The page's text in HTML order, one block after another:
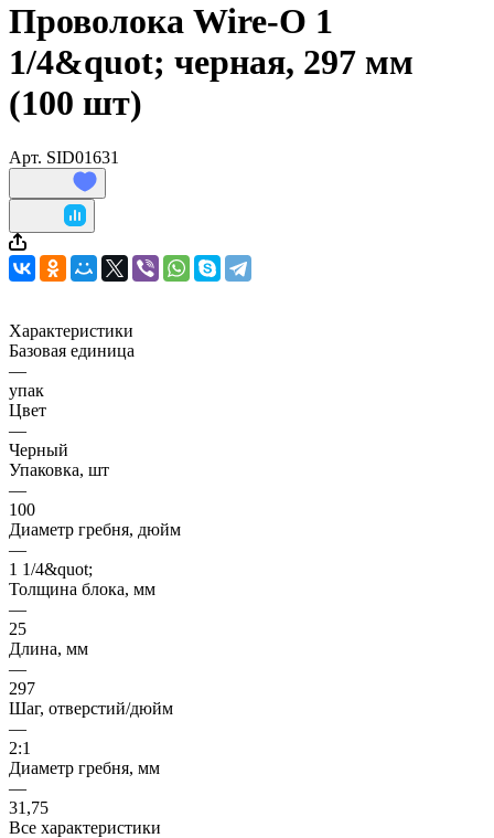
Проволока Wire-O 1
1/4&quot; черная, 297 мм
(100 шт)
Арт. SID01631
Характеристики
Базовая единица
—
упак
Цвет
—
Черный
Упаковка, шт
—
100
Диаметр гребня, дюйм
—
1 1/4&quot;
Толщина блока, мм
—
25
Длина, мм
—
297
Шаг, отверстий/дюйм
—
2:1
Диаметр гребня, мм
—
31,75
Все характеристики